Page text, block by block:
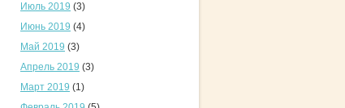
Июль 2019 (3)
Июнь 2019 (4)
Май 2019 (3)
Апрель 2019 (3)
Март 2019 (1)